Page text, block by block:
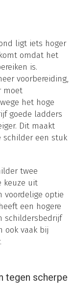
ligt iets hoger
omdat het
is.
voorbereiding,
moet
het hoge
goede ladders
Dit maakt
schilder een stuk
twee
keuze uit
voordelige optie
een hogere
schildersbedrijf
ook vaak bij
tegen scherpe